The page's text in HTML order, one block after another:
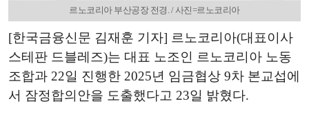
르노코리아 부산공장 전경. / 사진=르노코리아
[한국금융신문 김재훈 기자] 르노코리아(대표이사
스테판 드블레즈)는 대표 노조인 르노코리아 노동
조합과 22일 진행한 2025년 임금협상 9차 본교섭에
서 잠정합의안을 도출했다고 23일 밝혔다.